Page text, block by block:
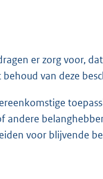
er zorg voor,
van deze
andere
voor blijvende